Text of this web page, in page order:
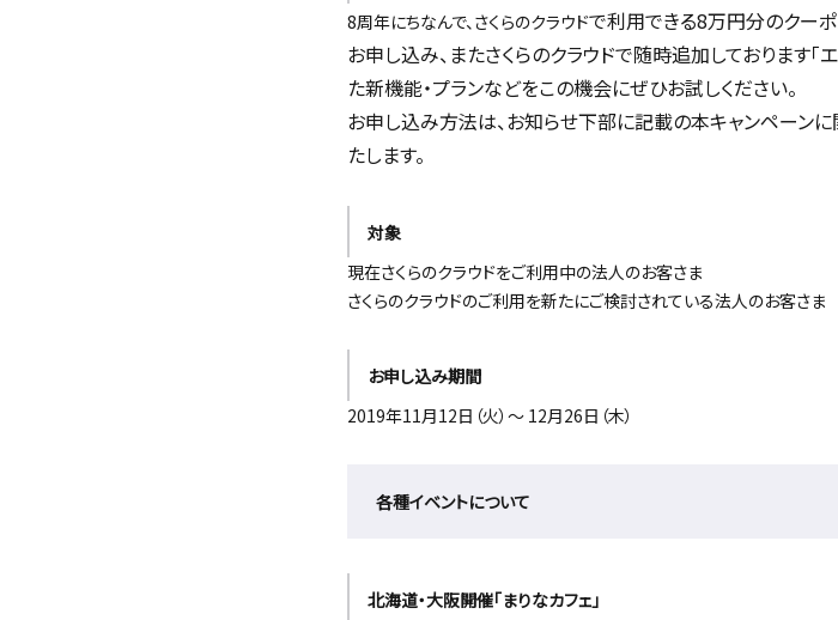
8周年にちなんで、さくらのクラウドで利用できる8万円分のクー
お申し込み、またさくらのクラウドで随時追加しております「
た新機能・プランなどをこの機会にぜひお試しください。
お申し込み方法は、お知らせ下部に記載の本キャンペーン
たします。
対象
現在さくらのクラウドをご利用中の法人のお客さま
さくらのクラウドのご利用を新たにご検討されている法人のお客さま
お申し込み期間
2019年11月12日（火）～ 12月26日（木）
各種イベントについて
北海道・大阪開催「まりなカフェ」